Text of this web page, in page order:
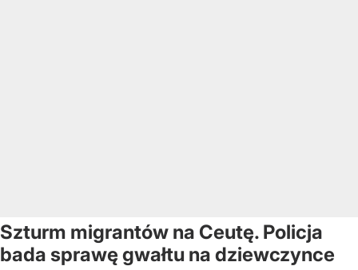
Szturm migrantów na Ceutę. Policja
bada sprawę gwałtu na dziewczynce